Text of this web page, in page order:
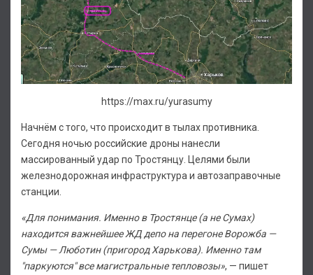
https://max.ru/yurasumy
Начнём с того, что происходит в тылах противника.
Сегодня ночью российские дроны нанесли
массированный удар по Тростянцу. Целями были
железнодорожная инфраструктура и автозаправочные
станции.
«Для понимания. Именно в Тростянце (а не Сумах)
находится важнейшее ЖД депо на перегоне Ворожба —
Сумы — Люботин (пригород Харькова). Именно там
"паркуются" все магистральные тепловозы», — пишет